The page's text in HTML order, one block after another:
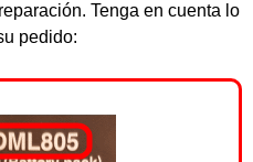
Tenga en cuenta lo
pedido: